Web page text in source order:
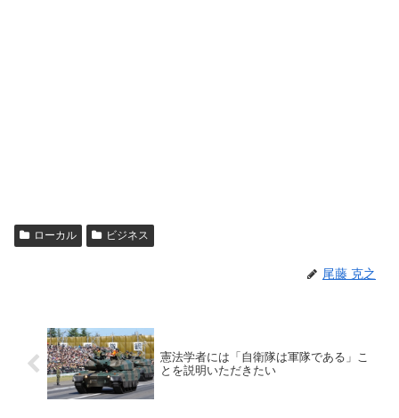
ローカル ビジネス
尾藤 克之
憲法学者には「自衛隊は軍隊である」こ
とを説明いただきたい